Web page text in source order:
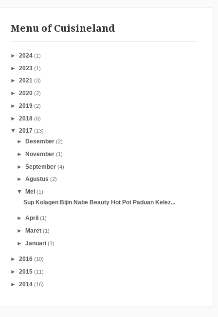
Menu of Cuisineland
► 2024 (1)
► 2023 (1)
► 2021 (3)
► 2020 (2)
► 2019 (2)
► 2018 (6)
▼ 2017 (13)
► Desember(2)
►November(1)
►September(4)
►Agustus(2)
▼ Mei(1)
Sup Kolagen Bijin Nabe Beauty Hot Pot Paduan Kelez...
►April(1)
► Maret(1)
►Januari(1)
► 2016 (10)
► 2015 (11)
► 2014 (16)